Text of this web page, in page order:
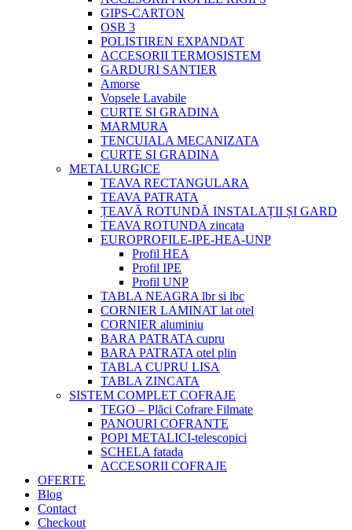
GIPS-CARTON
OSB 3
POLISTIREN EXPANDAT
ACCESORII TERMOSISTEM
GARDURI SANTIER
Amorse
Vopsele Lavabile
CURTE SI GRADINA
MARMURA
TENCUIALA MECANIZATA
CURTE SI GRADINA
METALURGICE
TEAVA RECTANGULARA
TEAVA PATRATA
ȚEAVĂ ROTUNDĂ INSTALAȚII ȘI GARD
TEAVA ROTUNDA zincata
EUROPROFILE-IPE-HEA-UNP
Profil HEA
Profil IPE
Profil UNP
TABLA NEAGRA lbr si lbc
CORNIER LAMINAT lat otel
CORNIER aluminiu
BARA PATRATA cupru
BARA PATRATA otel plin
TABLA CUPRU LISA
TABLA ZINCATA
SISTEM COMPLET COFRAJE
TEGO – Plăci Cofrare Filmate
PANOURI COFRANTE
POPI METALICI-telescopici
SCHELA fatada
ACCESORII COFRAJE
OFERTE
Blog
Contact
Checkout